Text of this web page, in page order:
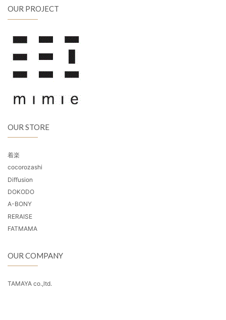
OUR PROJECT
OUR STORE
着楽
cocorozashi
Diffusion
DOKODO
A-BONY
RERAISE
FATMAMA
OUR COMPANY
TAMAYA co.,ltd.